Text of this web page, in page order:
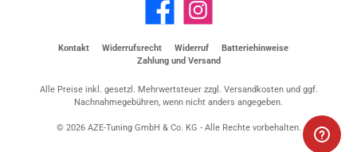
Facebook Instagram
Kontakt Widerrufsrecht Widerruf
Batteriehinweise
Zahlung und Versand
Alle Preise inkl. gesetzl. Mehrwertsteuer zzgl. Versandkostenund ggf.
Nachnahmegebühren, wenn nicht anders angegeben.
© 2026 AZE-Tuning GmbH & Co. KG - Alle Rechte vorbehalten.